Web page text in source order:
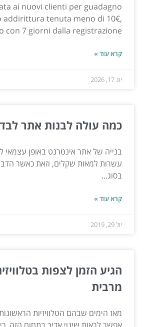
ai nuovi clienti per guadagno
addirittura tenuta meno di 10€,
7 giorni dalla registrazione. ...
קרא עוד »
יונ 17, 2026
כמה עולה לבנות אתר
בנייה של אתר אינטרנט באופן עצמאי
עשרות למאות שקלים, וזאת כאשר
בסוג...
קרא עוד »
יול 29, 2019
הגיע הזמן לצפות
מרבית
מאז הימים שבהם הטלוויזיות הראשונות